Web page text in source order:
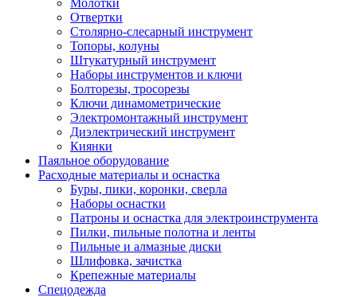
Отвертки
Столярно-слесарный инструмент
Топоры, колуны
Штукатурный инструмент
Наборы инструментов и ключи
Болторезы, тросорезы
Ключи динамометрические
Электромонтажный инструмент
Диэлектрический инструмент
Киянки
Паяльное оборудование
Расходные материалы и оснастка
Буры, пики, коронки, сверла
Наборы оснастки
Патроны и оснастка для электроинструмента
Пилки, пильные полотна и ленты
Пильные и алмазные диски
Шлифовка, зачистка
Крепежные материалы
Спецодежда